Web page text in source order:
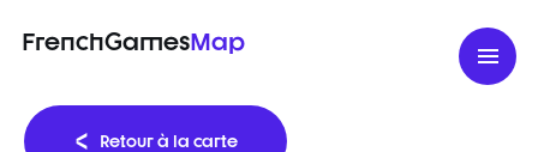
FrenchGamesMap
Retour à la carte